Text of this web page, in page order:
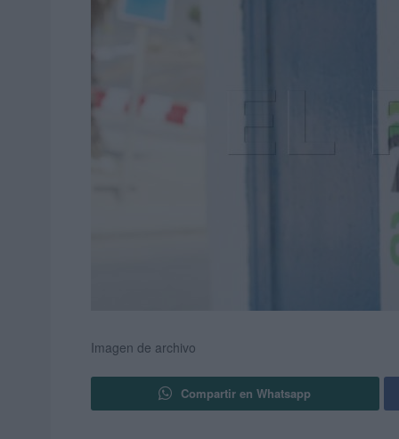
Imagen de archivo
Compartir en Whatsapp